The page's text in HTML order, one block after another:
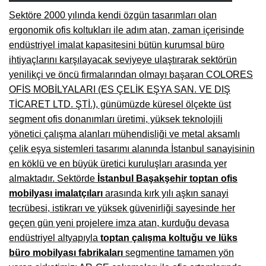
Burdur Mobilya İmalatçıları, Fabrikaları, Mağazaları
Eskişehir Mobilyacılar, Mobilya Mağazaları, Firmaları
Isparta Mobilyacılar, Mobilya Mağazaları, Fabrikaları
Çankırı Mobilyacılar, Mobilya Mağazaları, İmalatçıları
Mersin Mobilyacılar, Mobilya Mağazaları, Üreticileri
Antalya Mobilyacıları, Mobilya Mağazaları, Firmaları
Bolu Mobilyacılar, Mobilya Mağazaları, İmalatçıları
Kırklareli Mobilyacılar, Mobilya Firmaları, Mağazaları
Muğla Mobilyacılar, Mobilya Mağazaları, İmalatçıları
Kastamonu Mobilya Mağazaları, Firmaları
Sakarya Mobilyacılar, Mobilya Mağazaları, İmalatçıları
Sektöre 2000 yılında kendi özgün tasarımları olan
ergonomik ofis koltukları ile adım atan, zaman içerisinde
endüstriyel imalat kapasitesini bütün kurumsal büro
ihtiyaçlarını karşılayacak seviyeye ulaştırarak sektörün
yenilikçi ve öncü firmalarından olmayı başaran COLORES
OFİS MOBİLYALARI (ES ÇELİK EŞYA SAN. VE DIŞ
TİCARET LTD. ŞTİ.), günümüzde küresel ölçekte üst
segment ofis donanımları üretimi, yüksek teknolojili
yönetici çalışma alanları mühendisliği ve metal aksamlı
çelik eşya sistemleri tasarımı alanında İstanbul sanayisinin
en köklü ve en büyük üretici kuruluşları arasında yer
almaktadır. Sektörde İstanbul Başakşehir toptan ofis
mobilyası imalatçıları arasında kırk yılı aşkın sanayi
tecrübesi, istikrarı ve yüksek güvenirliği sayesinde her
geçen gün yeni projelere imza atan, kurduğu devasa
endüstriyel altyapıyla toptan çalışma koltuğu ve lüks
büro mobilyası fabrikaları segmentine tamamen yön